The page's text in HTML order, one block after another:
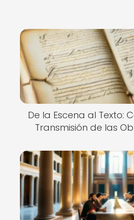
De la Escena al Texto:
Transmisión de las